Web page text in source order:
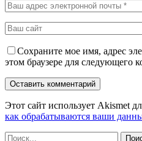
Сохраните мое имя, адрес
этом браузере для следующего
Этот сайт использует Akismet
как обрабатываются ваши